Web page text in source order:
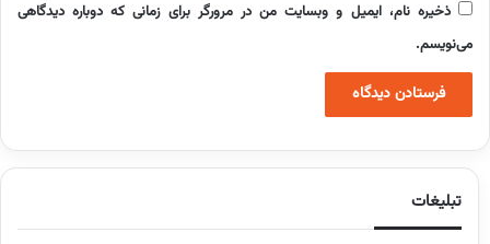
ذخیره نام، ایمیل و وبسایت من در مرورگر برای زمانی که دوباره دیدگاهی
می‌نویسم.
تبلیغات